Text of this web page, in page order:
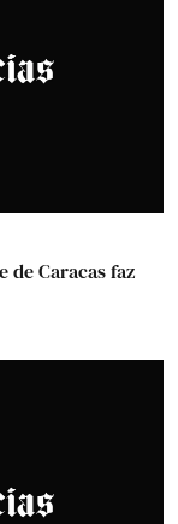
de Caracas faz